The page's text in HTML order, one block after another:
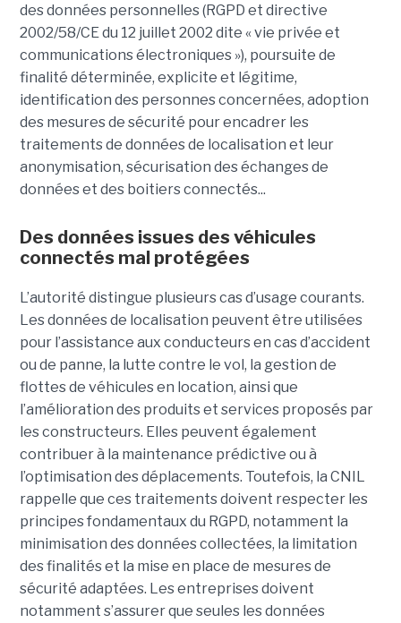
des données personnelles (RGPD et directive
2002/58/CE du 12 juillet 2002 dite « vie privée et
communications électroniques »), poursuite de
finalité déterminée, explicite et légitime,
identification des personnes concernées, adoption
des mesures de sécurité pour encadrer les
traitements de données de localisation et leur
anonymisation, sécurisation des échanges de
données et des boitiers connectés...
Des données issues des véhicules
connectés mal protégées
L’autorité distingue plusieurs cas d’usage courants.
Les données de localisation peuvent être utilisées
pour l’assistance aux conducteurs en cas d’accident
ou de panne, la lutte contre le vol, la gestion de
flottes de véhicules en location, ainsi que
l’amélioration des produits et services proposés par
les constructeurs. Elles peuvent également
contribuer à la maintenance prédictive ou à
l’optimisation des déplacements. Toutefois, la CNIL
rappelle que ces traitements doivent respecter les
principes fondamentaux du RGPD, notamment la
minimisation des données collectées, la limitation
des finalités et la mise en place de mesures de
sécurité adaptées. Les entreprises doivent
notamment s’assurer que seules les données